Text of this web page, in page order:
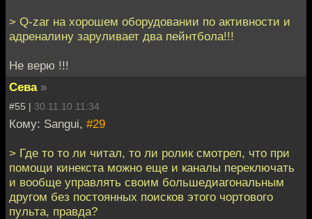
> Q-zar на хорошем оборудовании по активности и
адреналину заруливает два пейнтбола!!!
Не верю !!!
Сева »
#55 | 30.11.10 11:34
Кому: Sangui, #29
> Где то то ли читал, то ли ролик смотрел, что при
помощи кинекста можно еще и каналы переключать
и вообще управлять своим большедиагональным
другом без постоянных поисков этого чортового
пульта, правда?